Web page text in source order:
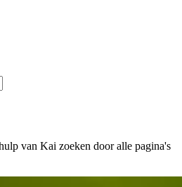
van Kai zoeken door alle pagina's